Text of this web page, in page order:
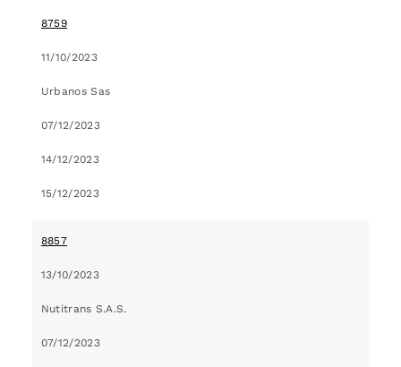
8759
11/10/2023
Urbanos Sas
07/12/2023
14/12/2023
15/12/2023
8857
13/10/2023
Nutitrans S.A.S.
07/12/2023